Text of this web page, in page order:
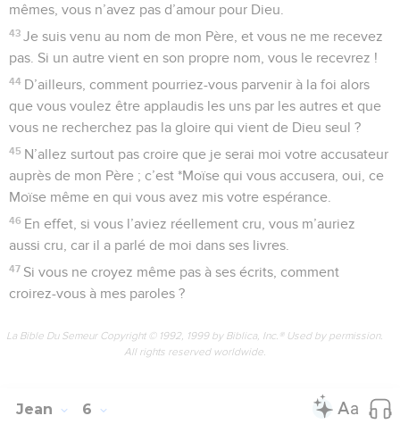
mêmes, vous n’avez pas d’amour pour Dieu.
43 Je suis venu au nom de mon Père, et vous ne me recevez
pas. Si un autre vient en son propre nom, vous le recevrez !
44 D’ailleurs, comment pourriez-vous parvenir à la foi alors
que vous voulez être applaudis les uns par les autres et que
vous ne recherchez pas la gloire qui vient de Dieu seul ?
45 N’allez surtout pas croire que je serai moi votre accusateur
auprès de mon Père ; c’est *Moïse qui vous accusera, oui, ce
Moïse même en qui vous avez mis votre espérance.
46 En effet, si vous l’aviez réellement cru, vous m’auriez
aussi cru, car il a parlé de moi dans ses livres.
47 Si vous ne croyez même pas à ses écrits, comment
croirez-vous à mes paroles ?
La Bible Du Semeur Copyright © 1992, 1999 by Biblica, Inc.® Used by permission.
All rights reserved worldwide.
Jean 6